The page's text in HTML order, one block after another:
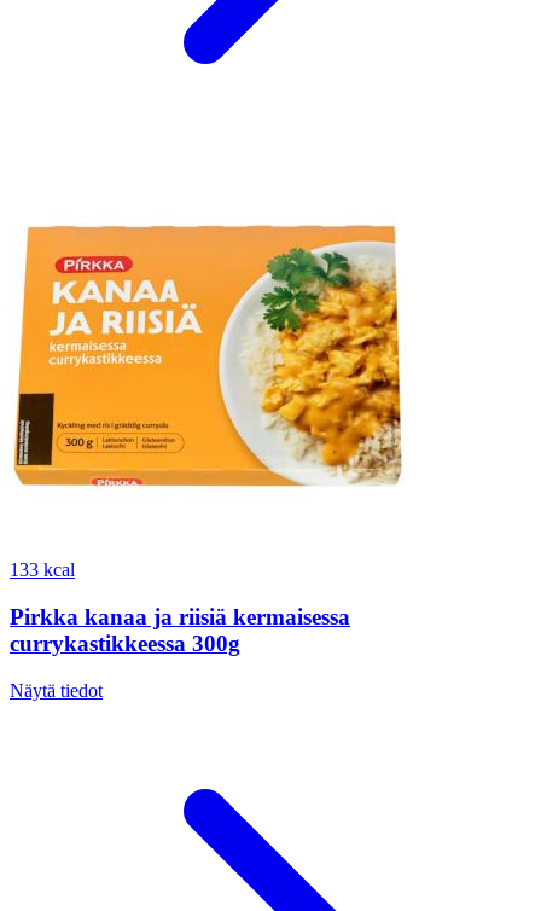
133 kcal
Pirkka kanaa ja riisiä kermaisessa
currykastikkeessa 300g
Näytä tiedot